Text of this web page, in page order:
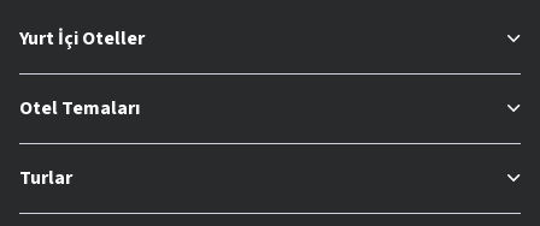
Yurt İçi Oteller
Otel Temaları
Turlar